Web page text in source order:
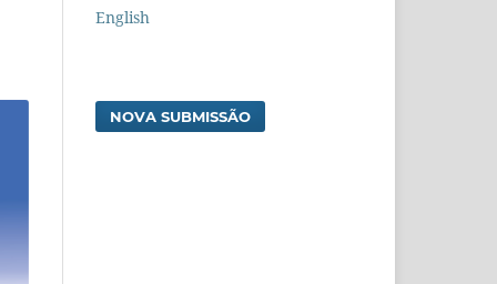
English
NOVA SUBMISSÃO